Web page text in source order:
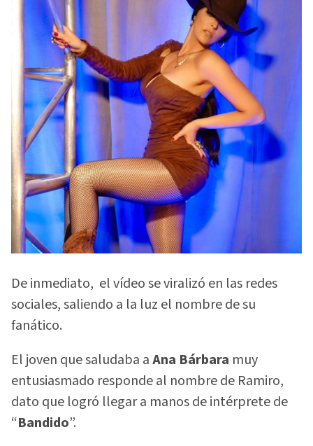
De inmediato, el vídeo se viralizó en las redes
sociales, saliendo a la luz el nombre de su
fanático.
El joven que saludaba aAna Bárbara muy
entusiasmado responde al nombre de Ramiro,
dato que logró llegar a manos de intérprete de
“Bandido”.